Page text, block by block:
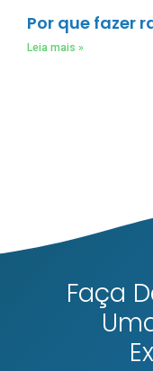
Por que fazer
Leia mais »
Faça